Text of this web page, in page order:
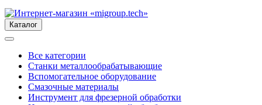
Каталог
Все категории
Станки металлообрабатывающие
Вспомогательное оборудование
Смазочные материалы
Инструмент для фрезерной обработки